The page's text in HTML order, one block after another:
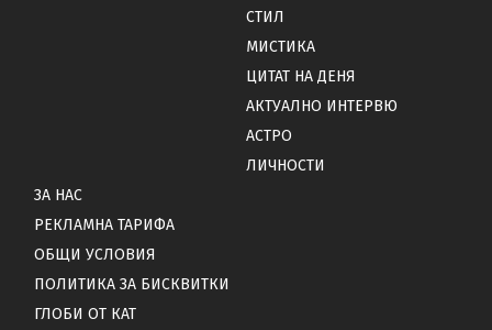
СТИЛ
МИСТИКА
ЦИТАТ НА ДЕНЯ
АКТУАЛНО ИНТЕРВЮ
АСТРО
ЛИЧНОСТИ
ЗА НАС
РЕКЛАМНА ТАРИФА
ОБЩИ УСЛОВИЯ
ПОЛИТИКА ЗА БИСКВИТКИ
ГЛОБИ ОТ КАТ